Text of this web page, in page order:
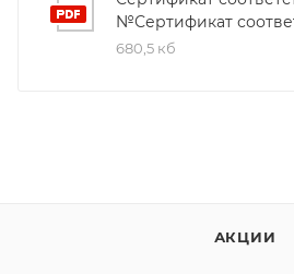
№Сертификат
680,5 кб
АКЦИИ